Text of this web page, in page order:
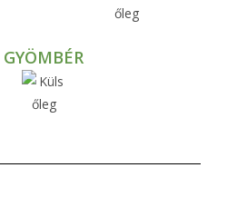
GYÖMBÉR